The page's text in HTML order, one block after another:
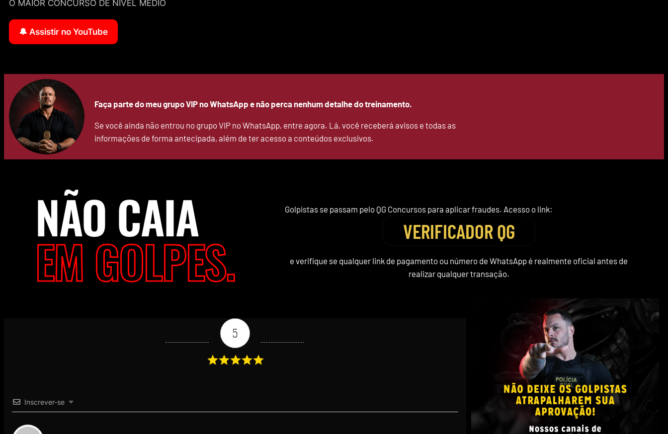
O MAIOR CONCURSO DE NÍVEL MÉDIO
🔔 Assistir no YouTube
Faça parte do meu grupo VIP no WhatsApp e não perca nenhum detalhe do treinamento.
Se você ainda não entrou no grupo VIP no WhatsApp, entre agora. Lá, você receberá avisos e todas as
informações de forma antecipada, além de ter acesso a conteúdos exclusivos.
NÃO CAIA
EM GOLPES.
Golpistas se passam pelo QG Concursos para aplicar fraudes. Acesso o link:
VERIFICADOR QG
e verifique se qualquer link de pagamento ou número de WhatsApp é realmente oficial antes de
realizar qualquer transação.
5
Inscrever-se